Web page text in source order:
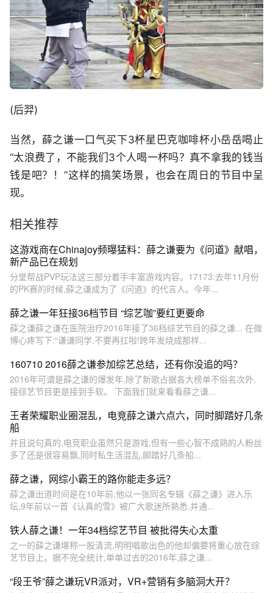
(后羿)
当然，薛之谦一口气买下3杯星巴克咖啡杯小岳岳喝止
“太浪费了，不能我们3个人喝一杯吗？真不拿我的钱当
钱是吧？！”这样的搞笑场景，也会在周日的节目中呈
现。
相关推荐
这游戏商在Chinajoy频曝猛料：薛之谦要为《问道》献唱，
新产品已在规划
分堂帮战PVP玩法这三部分着手丰富游戏内容。17173:去年11月份
的PK赛的时候,薛之谦成为了《问道》的代言人。今年...
薛之谦一年狂接36档节目 “综艺咖”要红更要命
薛之谦薛之谦在医院治疗2016年接了36档综艺节目的薛之谦... 在微
博心疼写下:“谦谦同学,不要再扛啦!跨年发烧成那样...
160710 2016薛之谦参加综艺总结，还有你没追的吗？
2016年可谓是薛之谦的爆发年,除了新歌占据各大榜单不俗名次外,
接综艺节目更是接到手软。 下面我们就来看看薛之谦...
王者荣耀职业圈混乱，电竞薛之谦六点六，同时脚踏好几条
船
并且说句真的,电竞职业虽然只是游戏,但有一些心智不成熟的人粉丝
多了还是很容易飘,同时私生活混乱,脚踏好几条船...
薛之谦，网综小霸王的路你能走多远？
薛之谦出道时间是在10年前,他以一张同名专辑《薛之谦》进入乐
坛,9年前以一首《认真的雪》被广大歌迷所熟悉,并通...
铁人薛之谦！一年34档综艺节目 被批得失心太重
之一的薛之谦堪称一股清流,明明唱歌出色的他却偏要将重心放在综
艺节目上。据不完全统计,单单过去的2016年,薛之谦...
“段王爷”薛之谦玩VR派对，VR+营销有多脑洞大开？